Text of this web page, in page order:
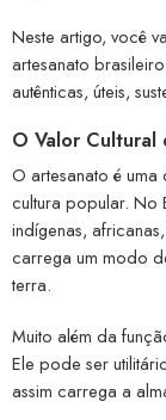
Neste artigo, você
artesanato
autênticas, úteis,
O Valor Cultural
O artesanato é
cultura popular. No
indígenas,
carrega um modo
terra.
Muito além da
Ele pode ser
assim carrega a